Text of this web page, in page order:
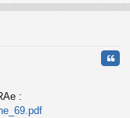
au
: